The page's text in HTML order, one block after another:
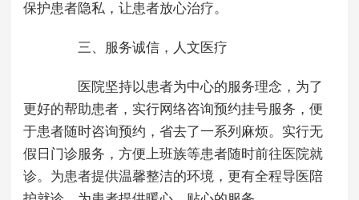
保护患者隐私，让患者放心治疗。
三、服务诚信，人文医疗
医院坚持以患者为中心的服务理念，为了
更好的帮助患者，实行网络咨询预约挂号服务，便
于患者随时咨询预约，省去了一系列麻烦。实行无
假日门诊服务，方便上班族等患者随时前往医院就
诊。为患者提供温馨整洁的环境，更有全程导医陪